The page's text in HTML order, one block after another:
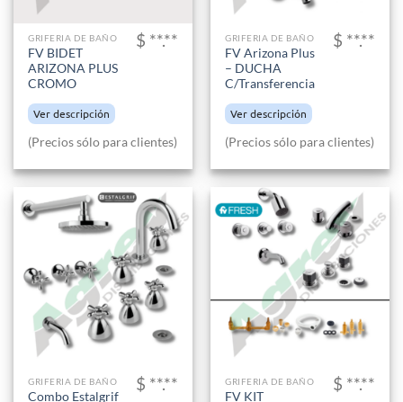
GRIFERIA DE BAÑO
FV BIDET
ARIZONA PLUS
CROMO
Ver descripción
$ **.**
(Precios sólo para clientes)
GRIFERIA DE BAÑO
FV Arizona Plus
– DUCHA
C/Transferencia
Ver descripción
$ **.**
(Precios sólo para clientes)
GRIFERIA DE BAÑO
Combo Estalgrif
$ **.** GRIFERIA DE BAÑO
FV KIT
$ **.**